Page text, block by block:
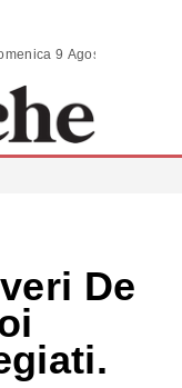
| COMMENTI | SCENARI - domenica 9 Agosto 2026
De